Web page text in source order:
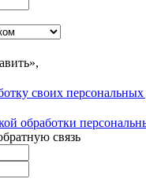
своих
обработки
связь